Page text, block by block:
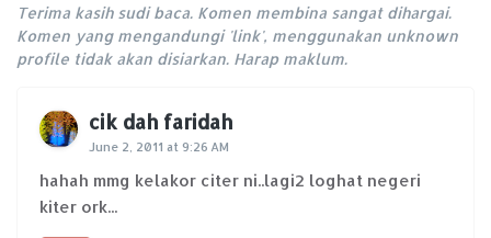
Terima kasih sudi baca. Komen membina sangat dihargai.
Komen yang mengandungi 'link', menggunakan unknown
profile tidak akan disiarkan. Harap maklum.
cik dah faridah
June 2, 2011 at 9:26 AM
hahah mmg kelakor citer ni..lagi2 loghat negeri
kiter ork...